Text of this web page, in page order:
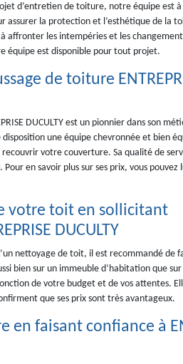
d’entretien de toiture, notre équipe est
la protection et l’esthétique de la
les intempéries et les
équipe est disponible pour tout projet.
de toiture
DUCULTY est un pionnier dans son
une équipe chevronnée et bien
votre couverture. Sa qualité de
en savoir plus sur ses prix, vous pouvez
votre toit en sollicitant
DUCULTY
nettoyage de toit, il est recommandé de
bien sur un immeuble d’habitation que
de votre budget et de vos attentes.
que ses prix sont très avantageux.
faisant confiance à